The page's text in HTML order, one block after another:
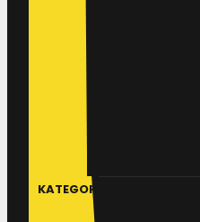
KATEGORIJE